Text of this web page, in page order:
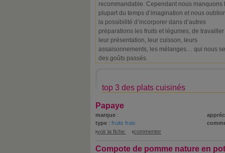
recommandable. Cependant nous manquons
plupart du temps d’imagination et nous
la possibilité d’incorporer dans d’autres
préparations les fruits et légumes, de travailler
leur présentation, leur cuisson, leurs
assaisonnements, les mélanges… qui nous
des goûts passés.
top 3 des plats cuisinés
Papaye
marque :
type : fruits frais
voir la fiche
commenter
Compote de pomme nature en pot